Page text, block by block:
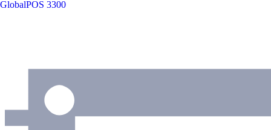
GlobalPOS 3300